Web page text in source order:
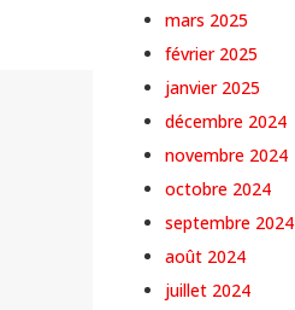
mars 2025
février 2025
janvier 2025
décembre 2024
novembre 2024
octobre 2024
septembre 2024
août 2024
juillet 2024